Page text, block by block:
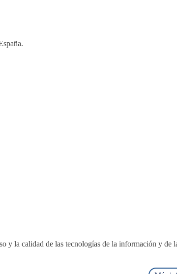
la calidad de las tecnologías de la información y de